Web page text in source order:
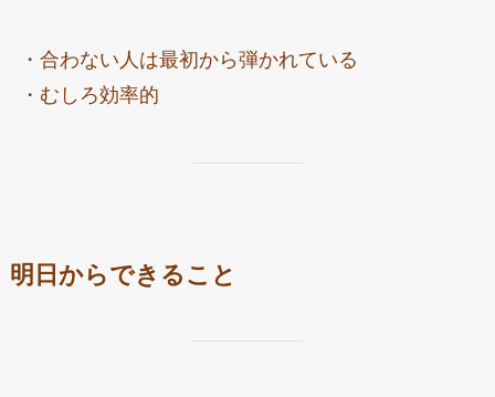
・合わない人は最初から弾かれている
・むしろ効率的
明日からできること